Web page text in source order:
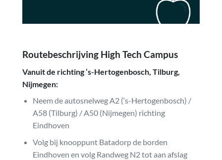
Routebeschrijving High Tech Campus
Vanuit de richting ‘s-Hertogenbosch, Tilburg,
Nijmegen:
Neem de autosnelweg A2 (‘s-Hertogenbosch) /
A58 (Tilburg) / A50 (Nijmegen) richting
Eindhoven
Volg bij knooppunt Batadorp de borden
Eindhoven en volg Randweg N2 tot aan afslag